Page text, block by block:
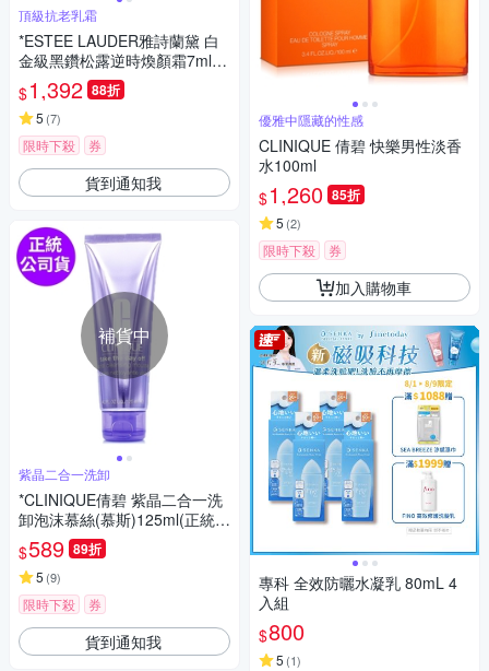
頂級抗老乳霜
*ESTEE LAUDER雅詩蘭黛 白
金級黑鑽松露逆時煥顏霜7ml*5
(正統公司貨)
$1,392 88折
5 (7)
限時下殺 券
貨到通知我
補貨中
紫晶二合一洗卸
*CLINIQUE倩碧 紫晶二合一洗
卸泡沫慕絲(慕斯)125ml(正統公
司貨)
$589 89折
5 (9)
限時下殺 券
貨到通知我
優雅中隱藏的性感
CLINIQUE 倩碧 快樂男性淡香
水100ml
$1,260 85折
5 (2)
限時下殺 券
加入購物車
專科 全效防曬水凝乳 80mL 4
入組
$800
5 (1)